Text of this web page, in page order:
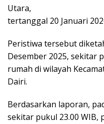
Utara,
tertanggal 20 Januari
Peristiwa tersebut
Desember 2025, sekitar
rumah di wilayah
Dairi.
Berdasarkan laporan,
sekitar pukul 23.00 WIB,